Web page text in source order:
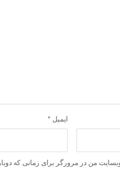
ایمیل *
وبسایت من در مرورگر برای زمانی که